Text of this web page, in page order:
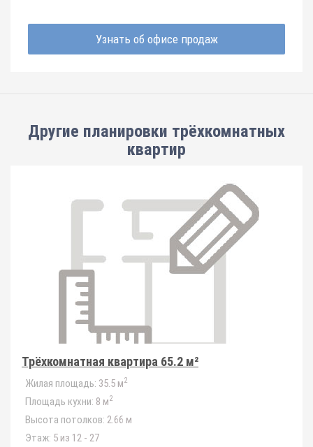
Узнать об офисе продаж
Другие планировки трёхкомнатных
квартир
Трёхкомнатная квартира 65.2 м²
Жилая площадь: 35.5 м2
Площадь кухни: 8 м2
Высота потолков: 2.66 м
Этаж: 5 из 12 - 27